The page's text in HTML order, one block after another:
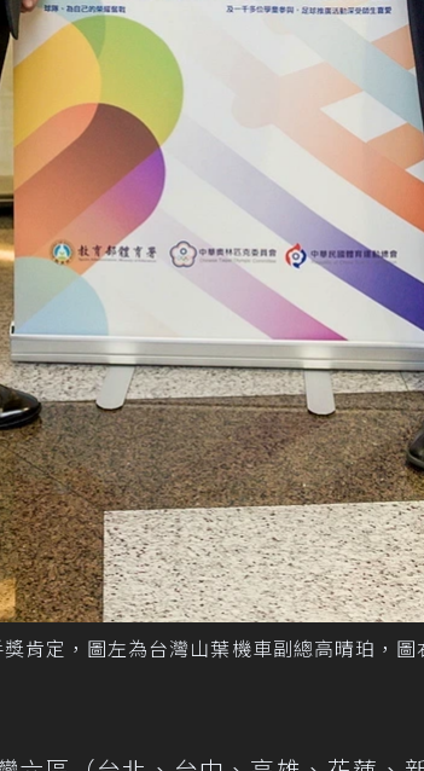
肯定，圖左為台灣山葉機車副總高晴珀，